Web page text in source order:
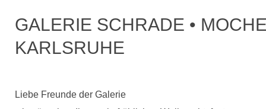
GALERIE SCHRADE •
KARLSRUHE
Liebe Freunde der Galerie